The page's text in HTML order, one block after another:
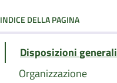
INDICE DELLA PAGINA
Disposizioni generali
Organizzazione